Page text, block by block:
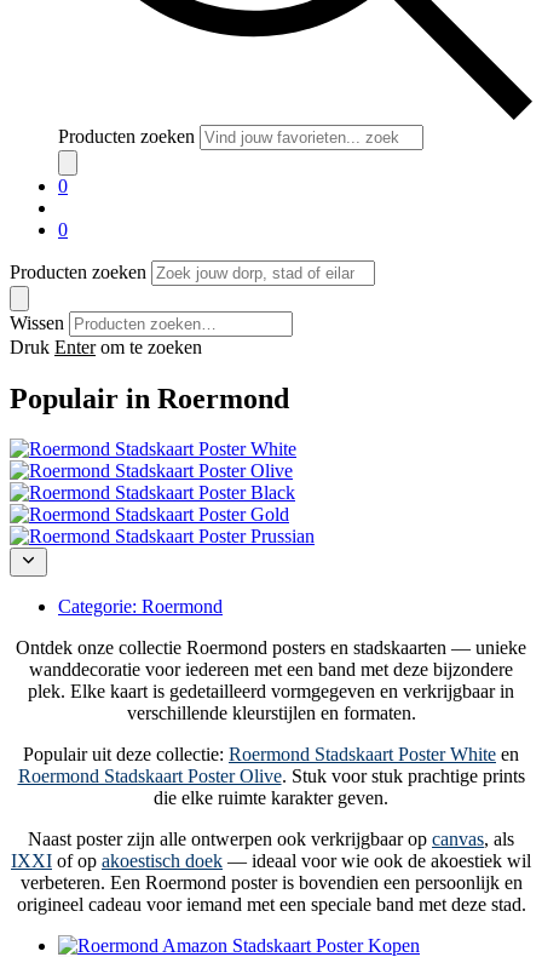
Producten zoeken
0
0
Producten zoeken
Wissen
Druk Enterom te zoeken
Populair in Roermond
Categorie: Roermond
Ontdek onze collectie Roermond posters en stadskaarten — unieke
wanddecoratie voor iedereen met een band met deze bijzondere
plek. Elke kaart is gedetailleerd vormgegeven en verkrijgbaar in
verschillende kleurstijlen en formaten.
Populair uit deze collectie: Roermond Stadskaart Poster White en
Roermond Stadskaart Poster Olive. Stuk voor stuk prachtige prints
die elke ruimte karakter geven.
Naast poster zijn alle ontwerpen ook verkrijgbaar op canvas, als
IXXI of op akoestisch doek — ideaal voor wie ook de akoestiek wil
verbeteren. Een Roermond poster is bovendien een persoonlijk en
origineel cadeau voor iemand met een speciale band met deze stad.